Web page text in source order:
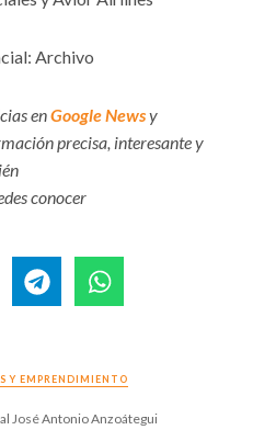
Archivo
enGoogle Newsy
precisa, interesante y
conocer
Y EMPRENDIMIENTO
José Antonio Anzoátegui